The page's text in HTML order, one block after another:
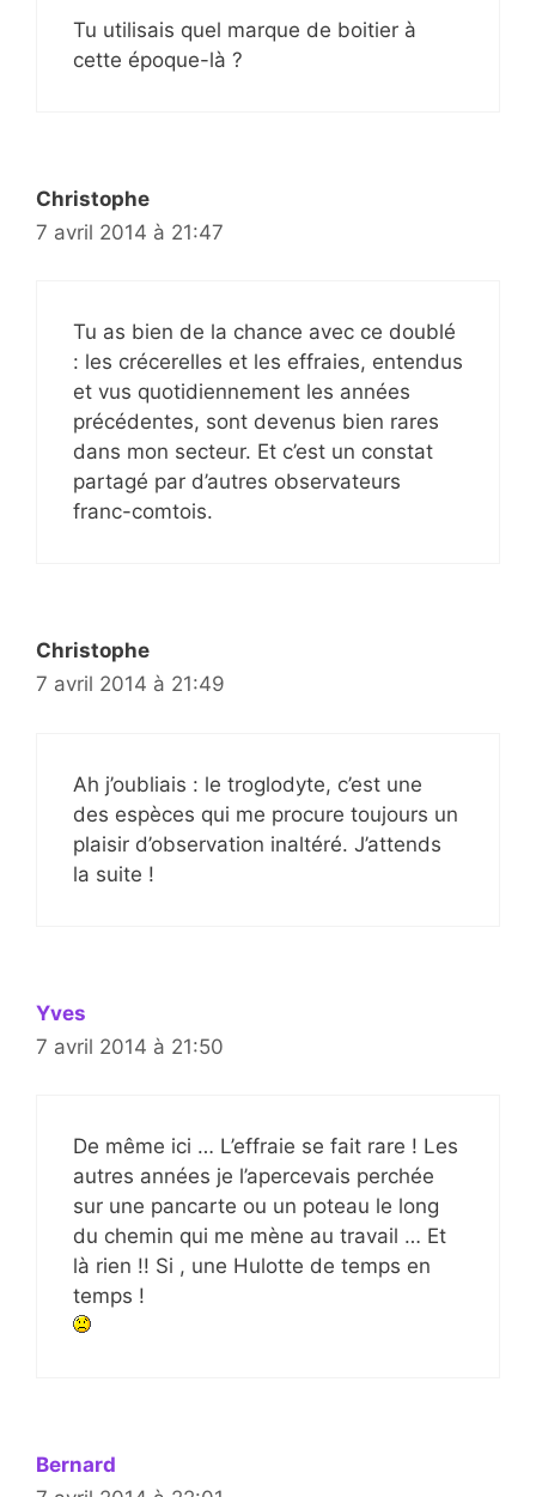
Tu utilisais quel marque de boitier à
cette époque-là ?
Christophe
7 avril 2014 à 21:47
Tu as bien de la chance avec ce doublé
: les crécerelles et les effraies, entendus
et vus quotidiennement les années
précédentes, sont devenus bien rares
dans mon secteur. Et c’est un constat
partagé par d’autres observateurs
franc-comtois.
Christophe
7 avril 2014 à 21:49
Ah j’oubliais : le troglodyte, c’est une
des espèces qui me procure toujours un
plaisir d’observation inaltéré. J’attends
la suite !
Yves
7 avril 2014 à 21:50
De même ici … L’effraie se fait rare ! Les
autres années je l’apercevais perchée
sur une pancarte ou un poteau le long
du chemin qui me mène au travail … Et
là rien !! Si , une Hulotte de temps en
temps !
Bernard